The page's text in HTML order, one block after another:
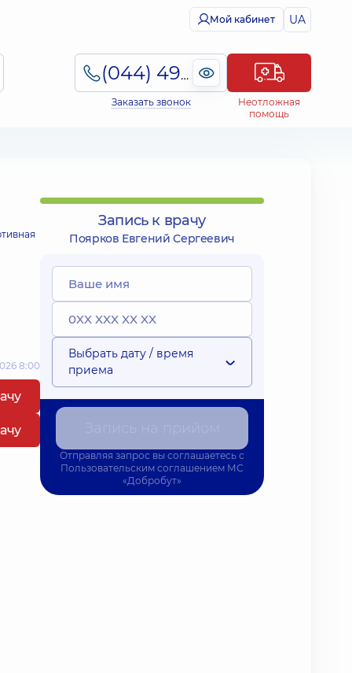
Мой кабинет UA
(044) 495-2-888
Заказать звонок
Неотложная
помощь
8:00
Запись к врачу
Поярков Евгений Сергеевич
Выбрать дату / время
приема
Отправляя запрос вы соглашаетесь с
Пользовательским соглашением МС
«Добробут»